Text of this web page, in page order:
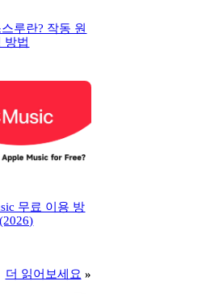
루란? 작동 원
방법
무료 이용 방
더 읽어보세요 »